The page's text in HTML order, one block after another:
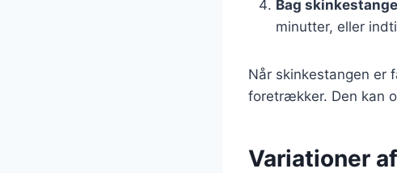
Bag
minutter, eller
Når skinkestangen er
foretrækker. Den kan
Variationer